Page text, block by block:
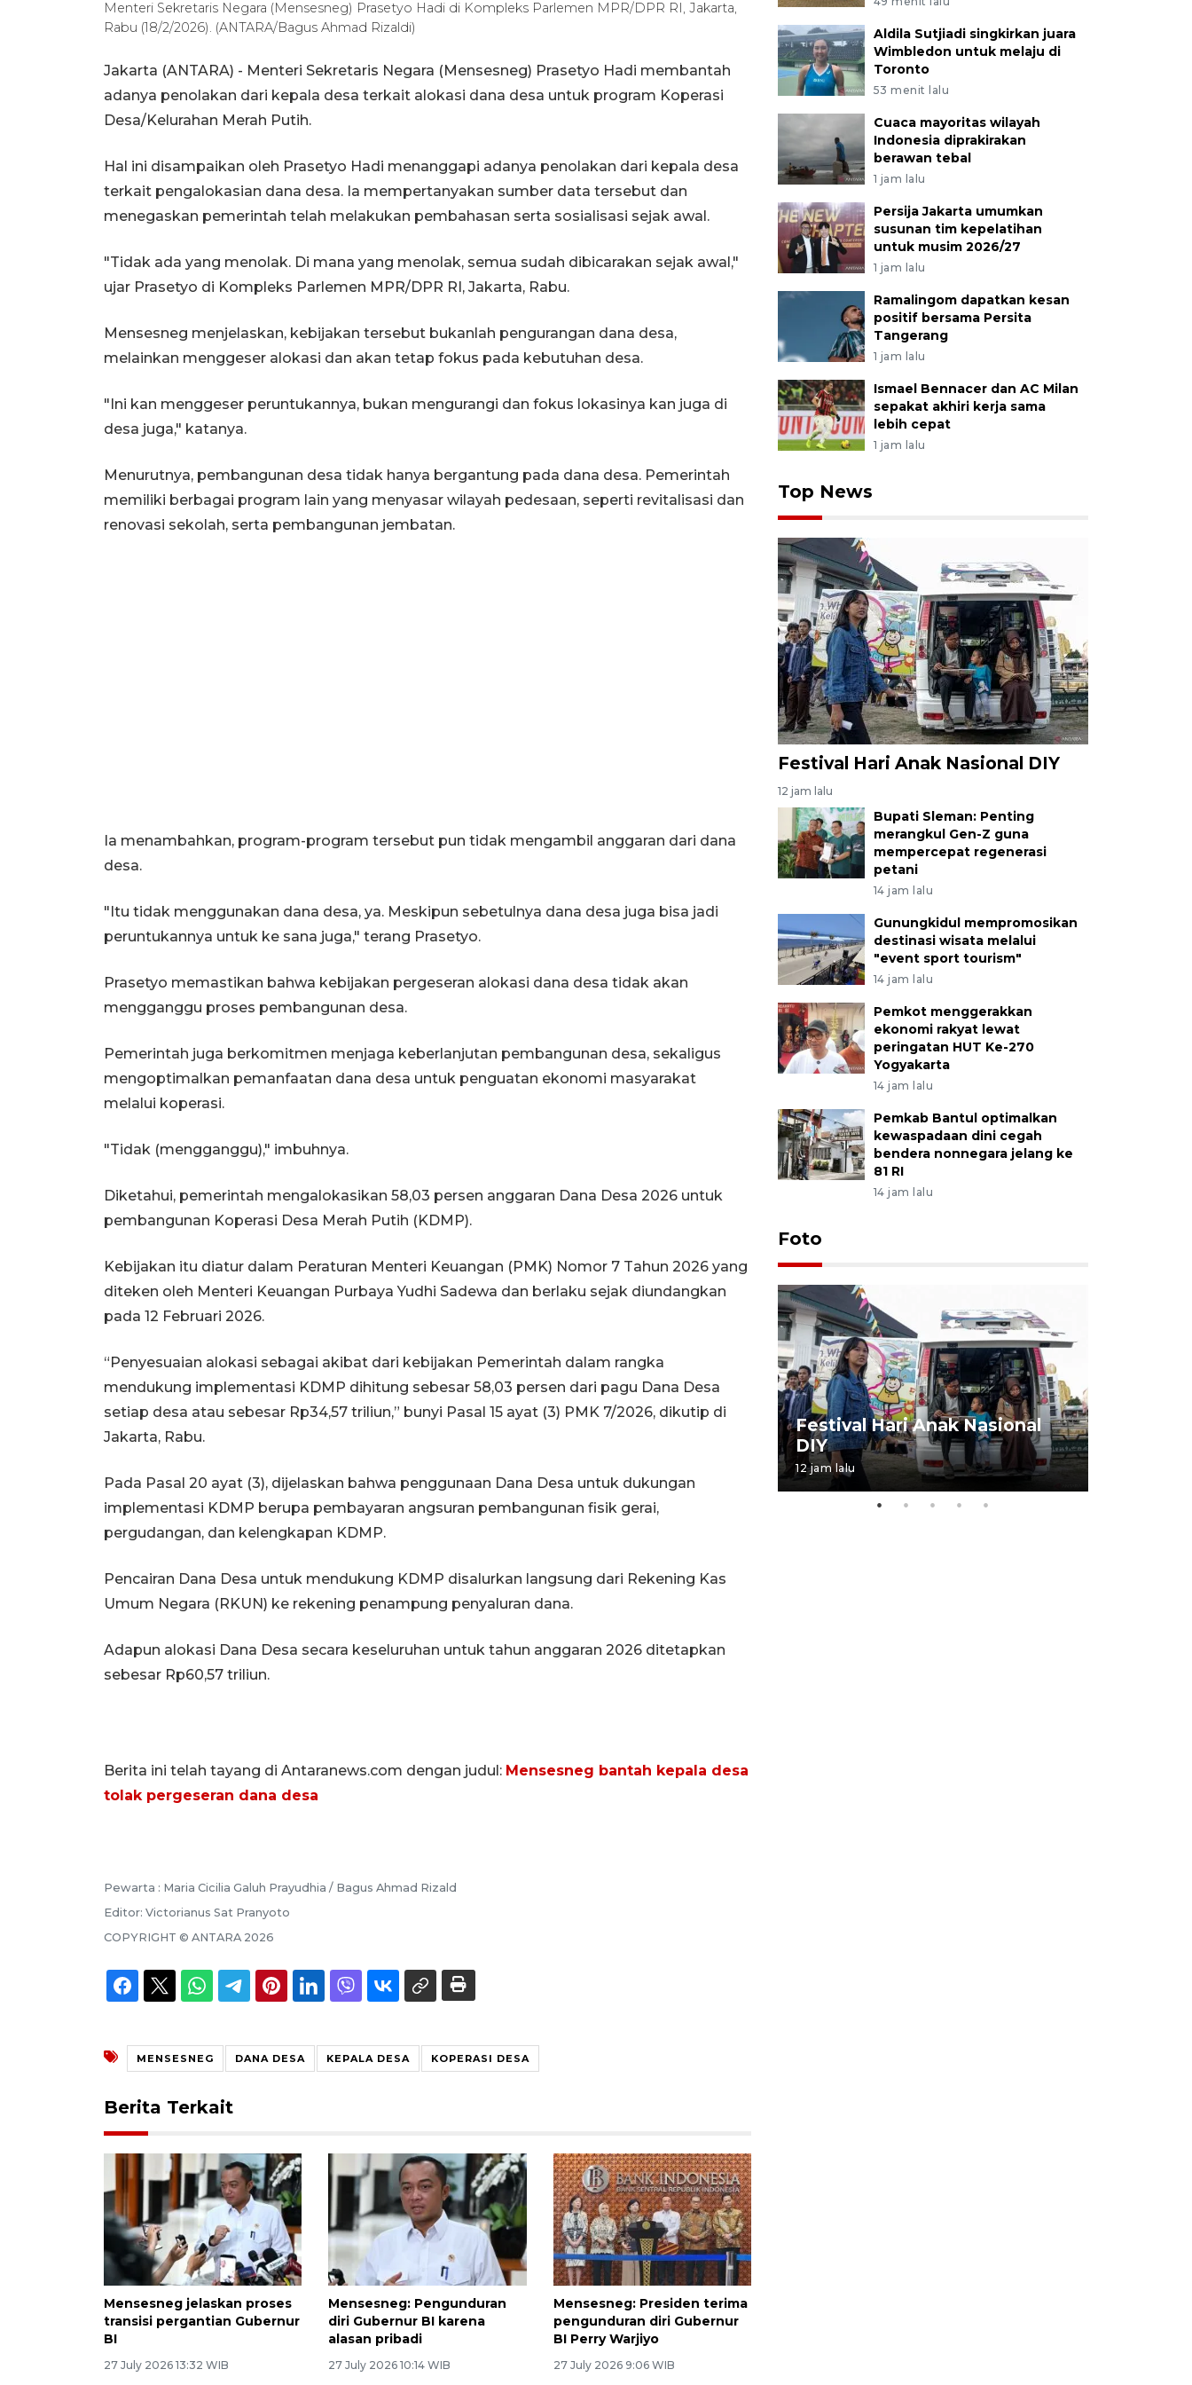
Menteri Sekretaris Negara (Mensesneg) Prasetyo Hadi di Kompleks Parlemen MPR/DPR RI, Jakarta,
Rabu (18/2/2026). (ANTARA/Bagus Ahmad Rizaldi)
Jakarta (ANTARA) - Menteri Sekretaris Negara (Mensesneg) Prasetyo Hadi membantah
adanya penolakan dari kepala desa terkait alokasi dana desa untuk program Koperasi
Desa/Kelurahan Merah Putih.
Hal ini disampaikan oleh Prasetyo Hadi menanggapi adanya penolakan dari kepala desa
terkait pengalokasian dana desa. Ia mempertanyakan sumber data tersebut dan
menegaskan pemerintah telah melakukan pembahasan serta sosialisasi sejak awal.
"Tidak ada yang menolak. Di mana yang menolak, semua sudah dibicarakan sejak awal,"
ujar Prasetyo di Kompleks Parlemen MPR/DPR RI, Jakarta, Rabu.
Mensesneg menjelaskan, kebijakan tersebut bukanlah pengurangan dana desa,
melainkan menggeser alokasi dan akan tetap fokus pada kebutuhan desa.
"Ini kan menggeser peruntukannya, bukan mengurangi dan fokus lokasinya kan juga di
desa juga," katanya.
Menurutnya, pembangunan desa tidak hanya bergantung pada dana desa. Pemerintah
memiliki berbagai program lain yang menyasar wilayah pedesaan, seperti revitalisasi dan
renovasi sekolah, serta pembangunan jembatan.
Ia menambahkan, program-program tersebut pun tidak mengambil anggaran dari dana
desa.
"Itu tidak menggunakan dana desa, ya. Meskipun sebetulnya dana desa juga bisa jadi
peruntukannya untuk ke sana juga," terang Prasetyo.
Prasetyo memastikan bahwa kebijakan pergeseran alokasi dana desa tidak akan
mengganggu proses pembangunan desa.
Pemerintah juga berkomitmen menjaga keberlanjutan pembangunan desa, sekaligus
mengoptimalkan pemanfaatan dana desa untuk penguatan ekonomi masyarakat
melalui koperasi.
"Tidak (mengganggu)," imbuhnya.
Diketahui, pemerintah mengalokasikan 58,03 persen anggaran Dana Desa 2026 untuk
pembangunan Koperasi Desa Merah Putih (KDMP).
Kebijakan itu diatur dalam Peraturan Menteri Keuangan (PMK) Nomor 7 Tahun 2026 yang
diteken oleh Menteri Keuangan Purbaya Yudhi Sadewa dan berlaku sejak diundangkan
pada 12 Februari 2026.
“Penyesuaian alokasi sebagai akibat dari kebijakan Pemerintah dalam rangka
mendukung implementasi KDMP dihitung sebesar 58,03 persen dari pagu Dana Desa
setiap desa atau sebesar Rp34,57 triliun,” bunyi Pasal 15 ayat (3) PMK 7/2026, dikutip di
Jakarta, Rabu.
Pada Pasal 20 ayat (3), dijelaskan bahwa penggunaan Dana Desa untuk dukungan
implementasi KDMP berupa pembayaran angsuran pembangunan fisik gerai,
pergudangan, dan kelengkapan KDMP.
Pencairan Dana Desa untuk mendukung KDMP disalurkan langsung dari Rekening Kas
Umum Negara (RKUN) ke rekening penampung penyaluran dana.
Adapun alokasi Dana Desa secara keseluruhan untuk tahun anggaran 2026 ditetapkan
sebesar Rp60,57 triliun.
Berita ini telah tayang di Antaranews.com dengan judul: Mensesneg bantah kepala desa
tolak pergeseran dana desa
Pewarta : Maria Cicilia Galuh Prayudhia / Bagus Ahmad Rizald
Editor: Victorianus Sat Pranyoto
COPYRIGHT © ANTARA 2026
MENSESNEG DANA DESA KEPALA DESA KOPERASI DESA
Berita Terkait
Mensesneg jelaskan proses
transisi pergantian Gubernur
BI
27 July 2026 13:32 WIB
Mensesneg: Pengunduran
diri Gubernur BI karena
alasan pribadi
27 July 2026 10:14 WIB
Mensesneg: Presiden terima
pengunduran diri Gubernur
BI Perry Warjiyo
27 July 2026 9:06 WIB
Aldila Sutjiadi singkirkan juara
Wimbledon untuk melaju di
Toronto
53 menit lalu
Cuaca mayoritas wilayah
Indonesia diprakirakan
berawan tebal
1 jam lalu
Persija Jakarta umumkan
susunan tim kepelatihan
untuk musim 2026/27
1 jam lalu
Ramalingom dapatkan kesan
positif bersama Persita
Tangerang
1 jam lalu
Ismael Bennacer dan AC Milan
sepakat akhiri kerja sama
lebih cepat
1 jam lalu
Top News
Festival Hari Anak Nasional DIY
12 jam lalu
Bupati Sleman: Penting
merangkul Gen-Z guna
mempercepat regenerasi
petani
14 jam lalu
Gunungkidul mempromosikan
destinasi wisata melalui
"event sport tourism"
14 jam lalu
Pemkot menggerakkan
ekonomi rakyat lewat
peringatan HUT Ke-270
Yogyakarta
14 jam lalu
Pemkab Bantul optimalkan
kewaspadaan dini cegah
bendera nonnegara jelang ke
81 RI
14 jam lalu
Foto
BPJS Kesehatan Yogyakarta
perkuat sinergi dengan
Festival Hari Anak Nasional
DIY
12 jam lalu